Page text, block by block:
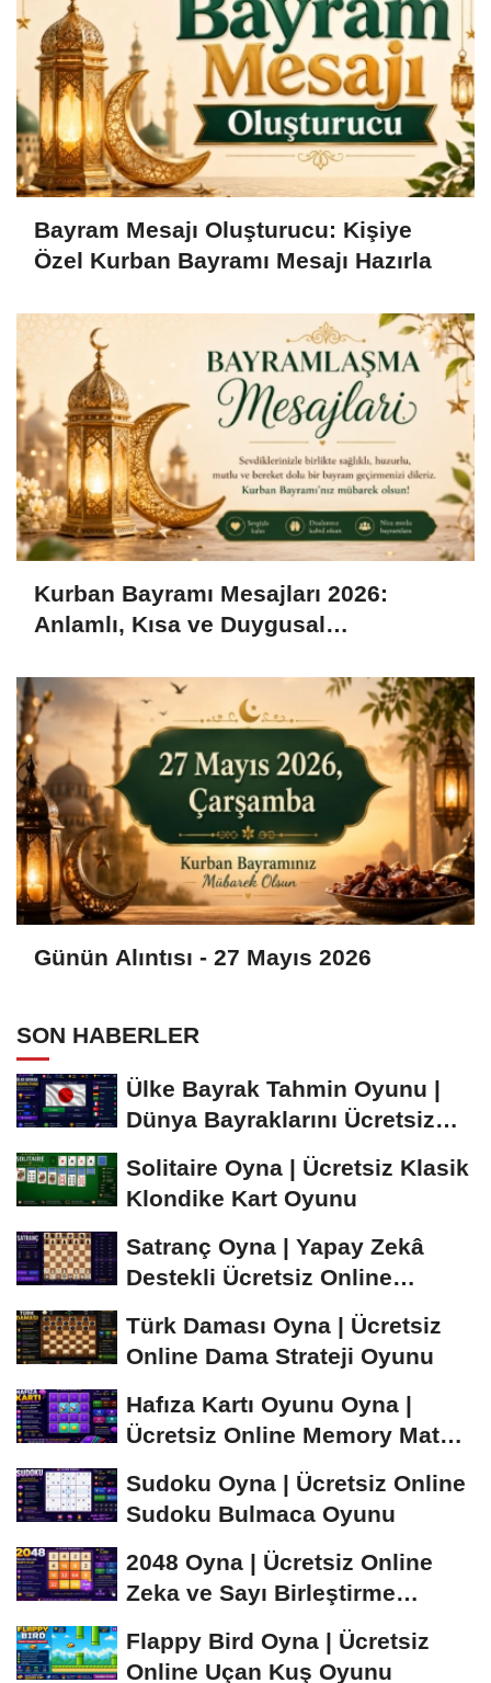
Bayram Mesajı Oluşturucu: Kişiye
Özel Kurban Bayramı Mesajı Hazırla
Kurban Bayramı Mesajları 2026:
Anlamlı, Kısa ve Duygusal
Günün Alıntısı - 27 Mayıs 2026
SON HABERLER
Ülke Bayrak Tahmin Oyunu |
Dünya Bayraklarını Ücretsiz
Solitaire Oyna | Ücretsiz Klasik
Klondike Kart Oyunu
Satranç Oyna | Yapay Zekâ
Destekli Ücretsiz Online
Türk Daması Oyna | Ücretsiz
Online Dama Strateji Oyunu
Hafıza Kartı Oyunu Oyna |
Ücretsiz Online Memory Match
Sudoku Oyna | Ücretsiz Online
Sudoku Bulmaca Oyunu
2048 Oyna | Ücretsiz Online
Zeka ve Sayı Birleştirme
Flappy Bird Oyna | Ücretsiz
Online Uçan Kuş Oyunu